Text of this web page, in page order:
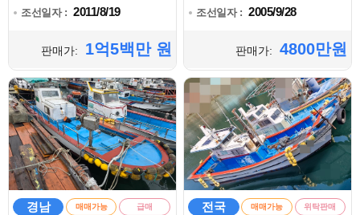
조선일자 : 2011/8/19
판매가: 1억5백만 원
조선일자 : 2005/9/28
판매가: 4800만원
경남 매매가능 급매 전국 매매가능 위탁판매